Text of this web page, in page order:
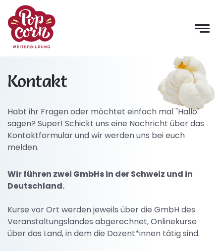
Kontakt
Habt ihr Fragen oder möchtet einfach mal "Hallo"
sagen? Super! Schickt uns eine Nachricht über das
Kontaktformular und wir werden uns bei euch
melden.
Wir führen zwei GmbHs in der Schweiz und in
Deutschland.
Kurse vor Ort werden jeweils über die GmbH des
Veranstaltungslandes abgerechnet, Onlinekurse
über das Land, in dem die Dozent*innen tätig sind.